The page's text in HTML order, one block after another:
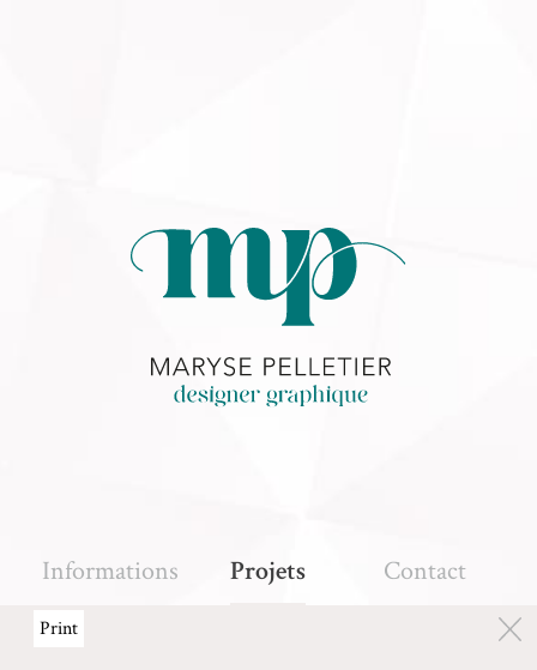
Informations Projets Contact
Print